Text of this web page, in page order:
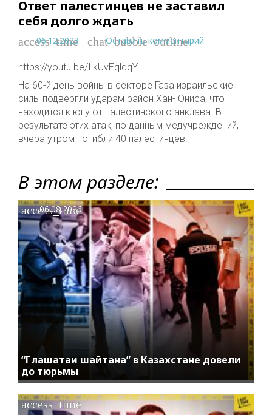
Ответ палестинцев не заставил
себя долго ждать
access_time
06.12.2023 chat_bubble_outline
Оставить комментарий
https://youtu.be/IlkUvEqldqY
На 60-й день войны в секторе Газа израильские
силы подвергли ударам район Хан-Юниса, что
находится к югу от палестинского анклава. В
результате этих атак, по данным медучреждений,
вчера утром погибли 40 палестинцев.
В этом разделе:
“Глашатаи шайтана” в Казахстане довели
до тюрьмы
access_time
06.08.2026
access_time